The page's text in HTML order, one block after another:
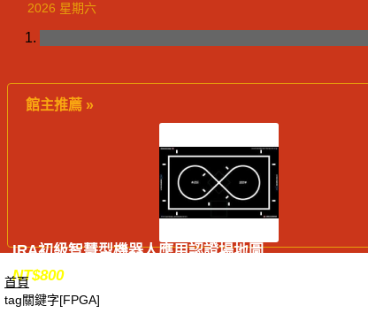
2026 星期六
館主推薦 »
IRA初級智慧型機器人應用認證場地圖
NT$800
首頁
tag關鍵字[FPGA]